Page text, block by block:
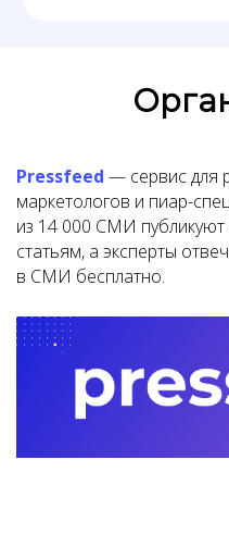
Pressfeed — cервис для
маркетологов и пиар-
из 14 000 СМИ
статьям, а эксперты
в СМИ бесплатно.